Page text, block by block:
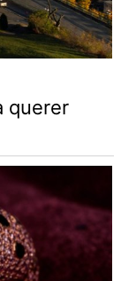
querer